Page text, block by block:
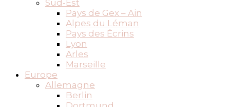
Sud-Est
Pays de Gex – Ain
Alpes du Léman
Pays des Écrins
Lyon
Arles
Marseille
Europe
Allemagne
Berlin